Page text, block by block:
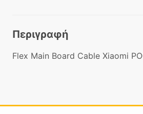
Περιγραφή
Flex Main Board Cable Xiaomi